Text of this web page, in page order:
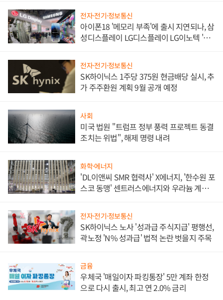
전자·전기·정보통신
아이폰18 '메모리 부족'에 출시 지연되나, 삼
성디스플레이 LG디스플레이 LG이노텍 '탈
전자·전기·정보통신
SK하이닉스 1주당 375원 현금배당 실시, 추
가 주주환원 계획 9월 공개 예정
사회
미국 법원 "트럼프 정부 풍력 프로젝트 동결
조치는 위법", 해제 명령 내려
화학·에너지
'DL이앤씨 SMR 협력사' X에너지, '한수원 포
스코 동맹' 센트러스에너지와 우라늄 계약
전자·전기·정보통신
SK하이닉스 노사 '성과급 주식지급' 평행선,
곽노정 'N% 성과급' 법적 논란 벗을지 주목
금융
우체국 '매일이자 파킹통장' 5만 계좌 한정
으로 다시 출시, 최고 연 2.0% 금리